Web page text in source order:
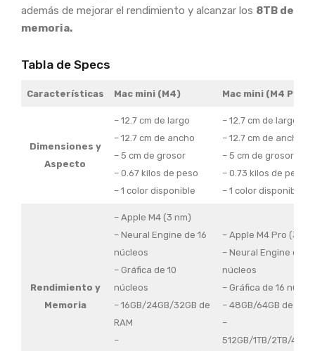
además de mejorar el rendimiento y alcanzar los 8TB de
memoria.
Tabla de Specs
Características Mac mini (M4) Mac mini (M4 Pro)
Dimensiones y
Aspecto
– 12.7 cm de largo
– 12.7 cm de ancho
– 5 cm de grosor
– 0.67 kilos de peso
– 1 color disponible
– 12.7 cm de largo
– 12.7 cm de ancho
– 5 cm de grosor
– 0.73 kilos de peso
– 1 color disponible
Rendimiento y
Memoria
– Apple M4 (3 nm)
– Neural Engine de 16
núcleos
– Gráfica de 10
núcleos
– 16GB/24GB/32GB de
RAM
–
– Apple M4 Pro (3
– Neural Engine de 16
núcleos
– Gráfica de 16
– 48GB/64GB de RAM
–
512GB/1TB/2TB/4TB/